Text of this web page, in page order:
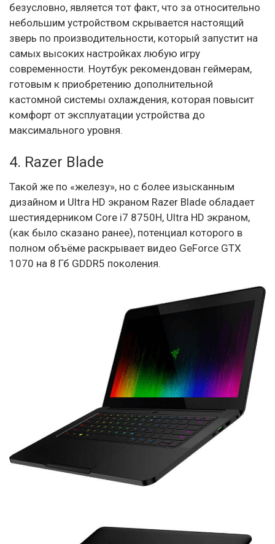
безусловно, является тот факт, что за относительно
небольшим устройством скрывается настоящий
зверь по производительности, который запустит на
самых высоких настройках любую игру
современности. Ноутбук рекомендован геймерам,
готовым к приобретению дополнительной
кастомной системы охлаждения, которая повысит
комфорт от эксплуатации устройства до
максимального уровня.
4. Razer Blade
Такой же по «железу», но с более изысканным
дизайном и Ultra HD экраном Razer Blade обладает
шестиядерником Core i7 8750H, Ultra HD экраном,
(как было сказано ранее), потенциал которого в
полном объёме раскрывает видео GeForce GTX
1070 на 8 Гб GDDR5 поколения.